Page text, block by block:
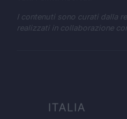
I contenuti sono curati dalla
realizzati in collaborazione
ITALIA